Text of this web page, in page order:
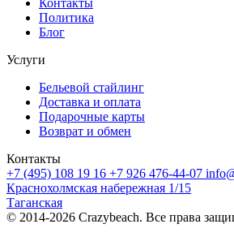
Политика
Блог
Услуги
Бельевой стайлинг
Доставка и оплата
Подарочные карты
Возврат и обмен
Контакты
+7 (495) 108 19 16 +7 926 476-44-07
Краснохолмская набережная 1/15
Таганская
© 2014-2026 Crazybeach. Все права